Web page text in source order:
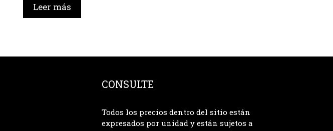
Leer más
CONSULTE
Todos los precios dentro del sitio están
expresados por unidad y están sujetos a